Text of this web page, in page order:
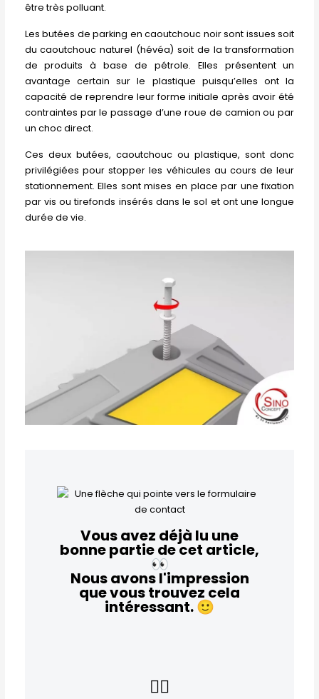
être très polluant.
Les butées de parking en caoutchouc noir sont issues soit
du caoutchouc naturel (hévéa) soit de la transformation
de produits à base de pétrole. Elles présentent un
avantage certain sur le plastique puisqu’elles ont la
capacité de reprendre leur forme initiale après avoir été
contraintes par le passage d’une roue de camion ou par
un choc direct.
Ces deux butées, caoutchouc ou plastique, sont donc
privilégiées pour stopper les véhicules au cours de leur
stationnement. Elles sont mises en place par une fixation
par vis ou tirefonds insérés dans le sol et ont une longue
durée de vie.
Vous avez déjà lu une
bonne partie de cet article,
👀
Nous avons l'impression
que vous trouvez cela
intéressant. 🙂
👇🏻